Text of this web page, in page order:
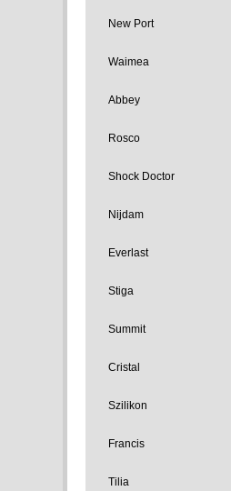
New Port
Waimea
Abbey
Rosco
Shock Doctor
Nijdam
Everlast
Stiga
Summit
Cristal
Szilikon
Francis
Tilia